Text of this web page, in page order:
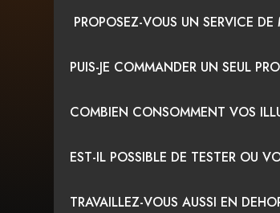
PROPOSEZ-VOUS UN SERVICE
PUIS-JE COMMANDER UN SEUL
COMBIEN CONSOMMENT VOS
EST-IL POSSIBLE DE TESTER OU
TRAVAILLEZ-VOUS AUSSI EN